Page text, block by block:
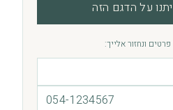
על הדגם הזה
ונחזור אלייך: